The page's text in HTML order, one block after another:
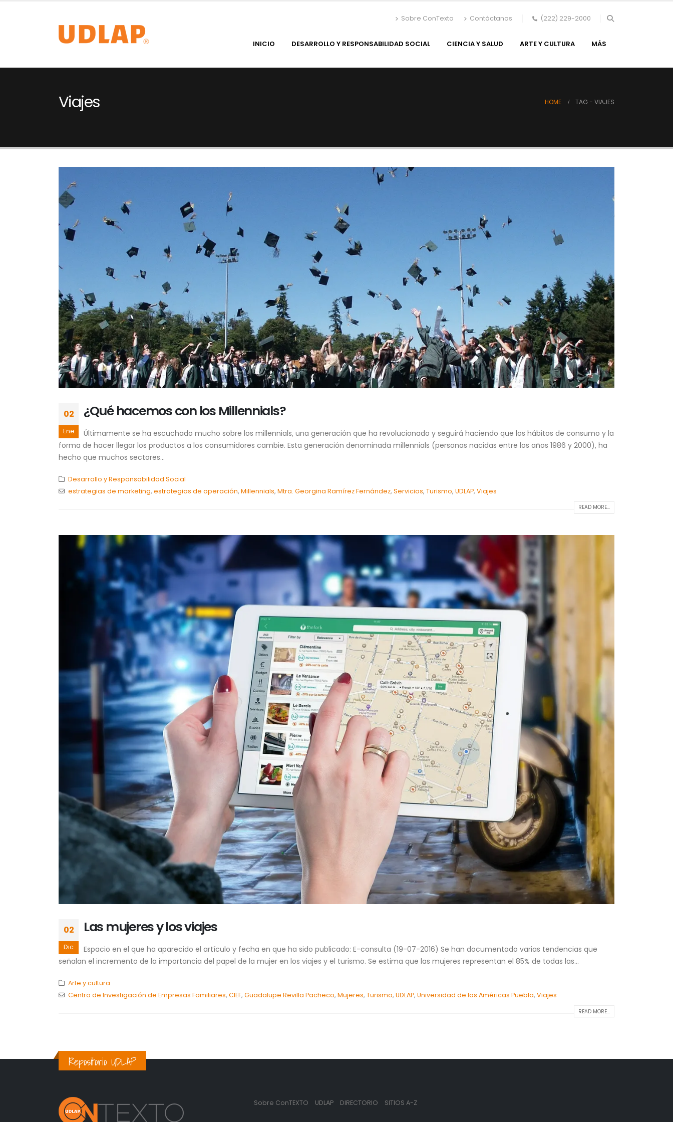
Sobre ConTexto Contáctanos (222) 229-2000
INICIO DESARROLLO Y RESPONSABILIDAD SOCIAL CIENCIA Y SALUD ARTE Y CULTURA MÁS
Viajes HOME TAG - VIAJES
02
Ene
¿Qué hacemos con los Millennials?
Últimamente se ha escuchado mucho sobre los millennials, una generación que ha revolucionado y seguirá haciendo que los hábitos de consumo y la
forma de hacer llegar los productos a los consumidores cambie. Esta generación denominada millennials (personas nacidas entre los años 1986 y 2000), ha
hecho que muchos sectores...
Desarrollo y Responsabilidad Social
estrategias de marketing, estrategias de operación, Millennials, Mtra. Georgina Ramírez Fernández, Servicios, Turismo, UDLAP, Viajes
READ MORE...
02
Dic
Las mujeres y los viajes
Espacio en el que ha aparecido el artículo y fecha en que ha sido publicado: E-consulta (19-07-2016) Se han documentado varias tendencias que
señalan el incremento de la importancia del papel de la mujer en los viajes y el turismo. Se estima que las mujeres representan el 85% de todas las...
Arte y cultura
Centro de Investigación de Empresas Familiares, CIEF, Guadalupe Revilla Pacheco, Mujeres, Turismo, UDLAP, Universidad de las Américas Puebla, Viajes
READ MORE...
Repositorio UDLAP
Sobre ConTEXTO UDLAP DIRECTORIO SITIOS A-Z